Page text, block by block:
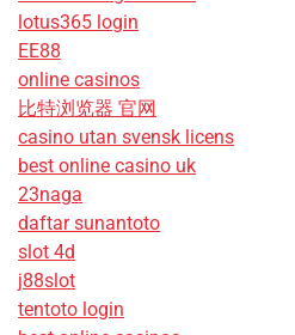
lotus365 login
EE88
online casinos
比特浏览器 官网
casino utan svensk licens
best online casino uk
23naga
daftar sunantoto
slot 4d
j88slot
tentoto login